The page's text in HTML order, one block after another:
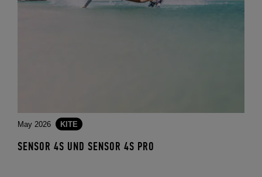
May 2026 KITE
SENSOR 4S UND SENSOR 4S PRO